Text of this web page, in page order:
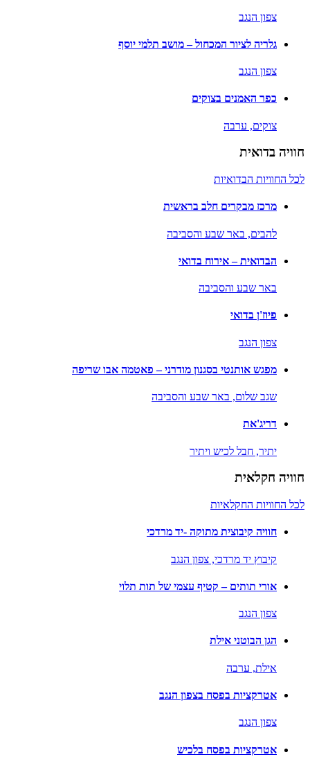
צפון הנגב
גלריה לציור המכחול – מושב תלמי יוסף
צפון הנגב
כפר האמנים בצוקים
צוקים, ערבה
חוויה בדואית
לכל החוויות הבדואיות
מרכז מבקרים חלב בראשית
להבים, באר שבע והסביבה
הבדואית – אירוח בדואי
באר שבע והסביבה
פיוז'ן בדואי
צפון הנגב
מפגש אותנטי בסגנון מודרני – פאטמה אבו שריפה
שגב שלום, באר שבע והסביבה
דריג'את
יתיר, חבל לכיש ויתיר
חוויה חקלאית
לכל החוויות החקלאיות
חוויה קיבוצית מתוקה -יד מרדכי
קיבוץ יד מרדכי, צפון הנגב
אורי תותים – קטיף עצמי של תות תלוי
צפון הנגב
הגן הבוטני אילת
אילת, ערבה
אטרקציות בפסח בצפון הנגב
צפון הנגב
אטרקציות בפסח בלכיש